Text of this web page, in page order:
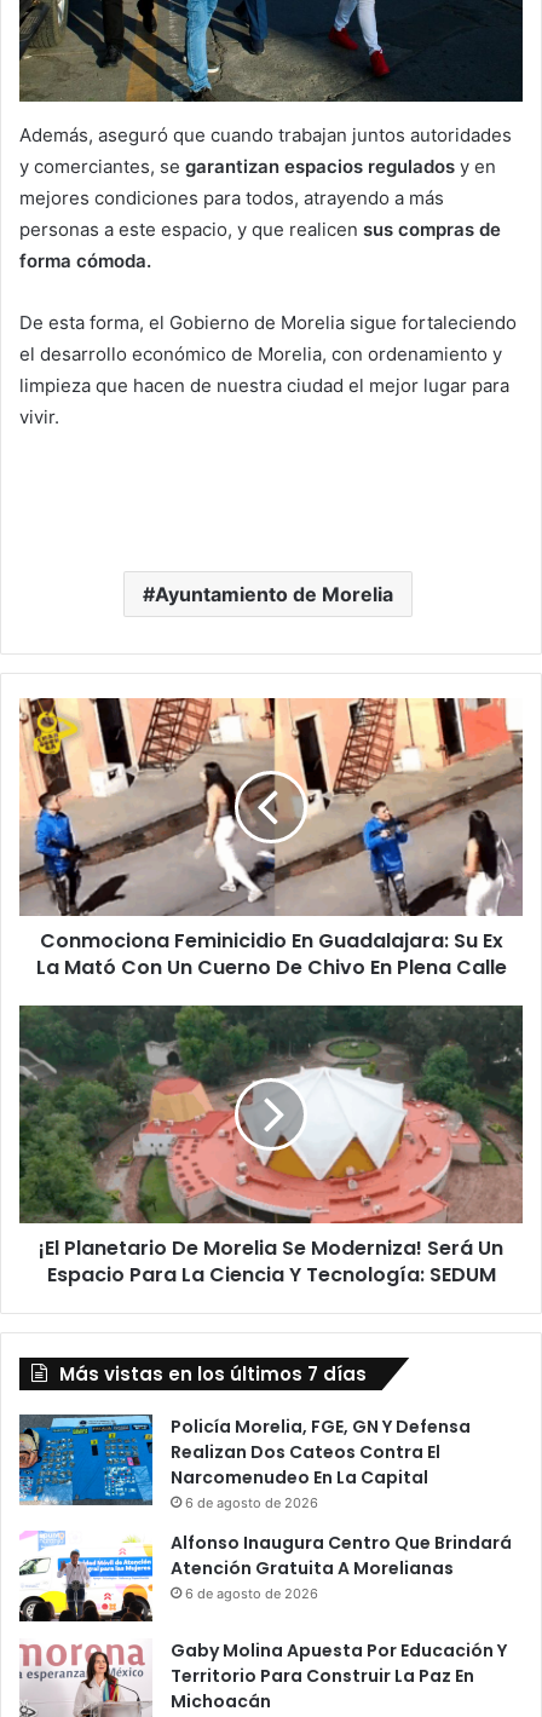
Además, aseguró que cuando trabajan juntos autoridades
y comerciantes, se garantizan espacios regulados y en
mejores condiciones para todos, atrayendo a más
personas a este espacio, y que realicen sus compras de
forma cómoda.
De esta forma, el Gobierno de Morelia sigue fortaleciendo
el desarrollo económico de Morelia, con ordenamiento y
limpieza que hacen de nuestra ciudad el mejor lugar para
vivir.
Ayuntamiento de Morelia
Conmociona
Feminicidio
En
Guadalajara:
Su
Ex
La
Mató
Con
Cuerno
Chivo En Plena Calle
Conmociona Feminicidio En Guadalajara: Su Ex
La Mató Con Un Cuerno De Chivo En Plena Calle
¡El
Planetario
De
Morelia
Se
Moderniza!
Será
Un
Espacio
Para
SEDUM
¡El Planetario De Morelia Se Moderniza! Será Un
Espacio Para La Ciencia Y Tecnología: SEDUM
Más vistas en los últimos 7 días
Policía Morelia, FGE, GN Y Defensa
Realizan Dos Cateos Contra El
Narcomenudeo En La Capital
6 de agosto de 2026
Alfonso Inaugura Centro Que Brindará
Atención Gratuita A Morelianas
6 de agosto de 2026
Gaby Molina Apuesta Por Educación Y
Territorio Para Construir La Paz En
Michoacán